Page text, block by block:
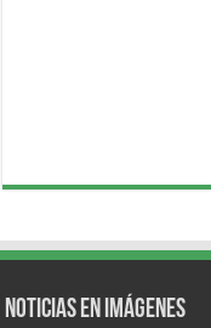
Noticias en Imágenes